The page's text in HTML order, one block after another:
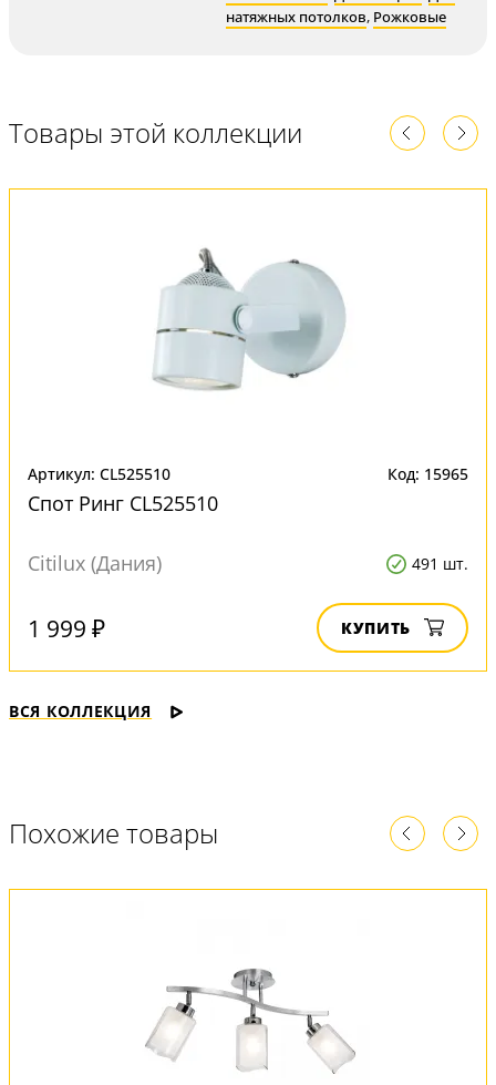
натяжных потолков, Рожковые
Товары этой коллекции
Артикул: CL525510 Код: 15965
Спот Ринг CL525510
Citilux (Дания) 491 шт.
1 999 ₽ КУПИТЬ
ВСЯ КОЛЛЕКЦИЯ
Похожие товары